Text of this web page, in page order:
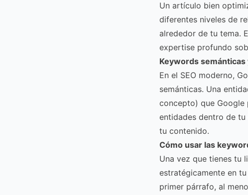
Un artículo bien
diferentes niveles de
alrededor de tu tema.
expertise profundo
Keywords
En el SEO moderno,
semánticas. Una
concepto) que Google
entidades dentro de
tu contenido.
Cómo usar las
Una vez que tienes tu
estratégicamente en
primer párrafo, al